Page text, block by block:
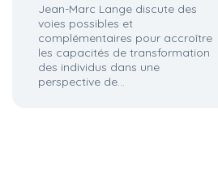
Jean-Marc Lange discute des
voies possibles et
complémentaires pour accroître
les capacités de transformation
des individus dans une
perspective de...